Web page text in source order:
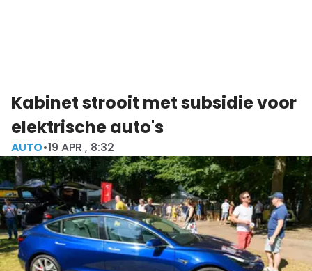
Kabinet strooit met subsidie voor
elektrische auto's
AUTO•19 APR , 8:32